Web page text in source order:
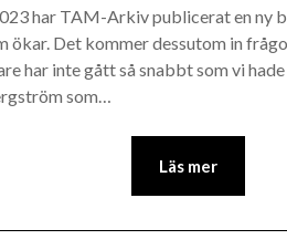
har TAM-Arkiv publicerat en ny
ökar. Det kommer dessutom in
har inte gått så snabbt som vi
som…
Läs mer